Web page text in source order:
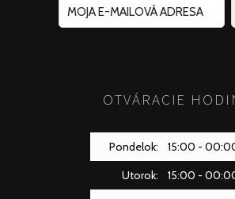
OTVÁRACIE
Pondelok:
15:00 -
Utorok:
15:00 -